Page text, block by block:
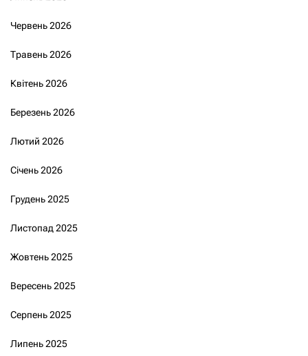
Червень 2026
Травень 2026
Квітень 2026
Березень 2026
Лютий 2026
Січень 2026
Грудень 2025
Листопад 2025
Жовтень 2025
Вересень 2025
Серпень 2025
Липень 2025